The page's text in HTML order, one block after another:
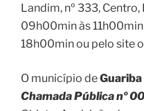
Landim, nº 333,
09h00min às
18h00min ou pelo site
O município deGuariba
Chamada Pública nº